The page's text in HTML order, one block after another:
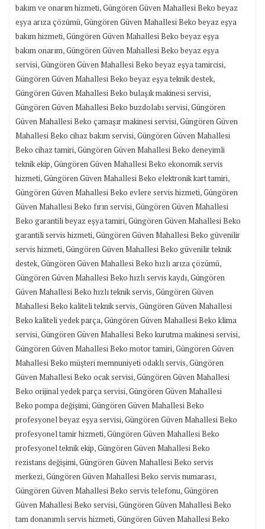
bakım ve onarım hizmeti,Güngören Güven Mahallesi Beko beyaz
eşya arıza çözümü,Güngören Güven Mahallesi Beko beyaz eşya
bakım hizmeti,Güngören Güven Mahallesi Beko beyaz eşya
bakım onarım,Güngören Güven Mahallesi Beko beyaz eşya
servisi,Güngören Güven Mahallesi Beko beyaz eşya tamircisi,
Güngören Güven Mahallesi Beko beyaz eşya teknik destek,
Güngören Güven Mahallesi Beko bulaşık makinesi servisi,
Güngören Güven Mahallesi Beko buzdolabı servisi,Güngören
Güven Mahallesi Beko çamaşır makinesi servisi,Güngören Güven
Mahallesi Beko cihaz bakım servisi,Güngören Güven Mahallesi
Beko cihaz tamiri,Güngören Güven Mahallesi Beko deneyimli
teknik ekip,Güngören Güven Mahallesi Beko ekonomik servis
hizmeti,Güngören Güven Mahallesi Beko elektronik kart tamiri,
Güngören Güven Mahallesi Beko evlere servis hizmeti,Güngören
Güven Mahallesi Beko fırın servisi,Güngören Güven Mahallesi
Beko garantili beyaz eşya tamiri,Güngören Güven Mahallesi Beko
garantili servis hizmeti,Güngören Güven Mahallesi Beko güvenilir
servis hizmeti,Güngören Güven Mahallesi Beko güvenilir teknik
destek,Güngören Güven Mahallesi Beko hızlı arıza çözümü,
Güngören Güven Mahallesi Beko hızlı servis kaydı,Güngören
Güven Mahallesi Beko hızlı teknik servis,Güngören Güven
Mahallesi Beko kaliteli teknik servis,Güngören Güven Mahallesi
Beko kaliteli yedek parça,Güngören Güven Mahallesi Beko klima
servisi,Güngören Güven Mahallesi Beko kurutma makinesi servisi,
Güngören Güven Mahallesi Beko motor tamiri,Güngören Güven
Mahallesi Beko müşteri memnuniyeti odaklı servis,Güngören
Güven Mahallesi Beko ocak servisi,Güngören Güven Mahallesi
Beko orijinal yedek parça servisi,Güngören Güven Mahallesi
Beko pompa değişimi,Güngören Güven Mahallesi Beko
profesyonel beyaz eşya servisi,Güngören Güven Mahallesi Beko
profesyonel tamir hizmeti,Güngören Güven Mahallesi Beko
profesyonel teknik ekip,Güngören Güven Mahallesi Beko
rezistans değişimi,Güngören Güven Mahallesi Beko servis
merkezi,Güngören Güven Mahallesi Beko servis numarası,
Güngören Güven Mahallesi Beko servis telefonu,Güngören
Güven Mahallesi Beko servisi,Güngören Güven Mahallesi Beko
tam donanımlı servis hizmeti,Güngören Güven Mahallesi Beko